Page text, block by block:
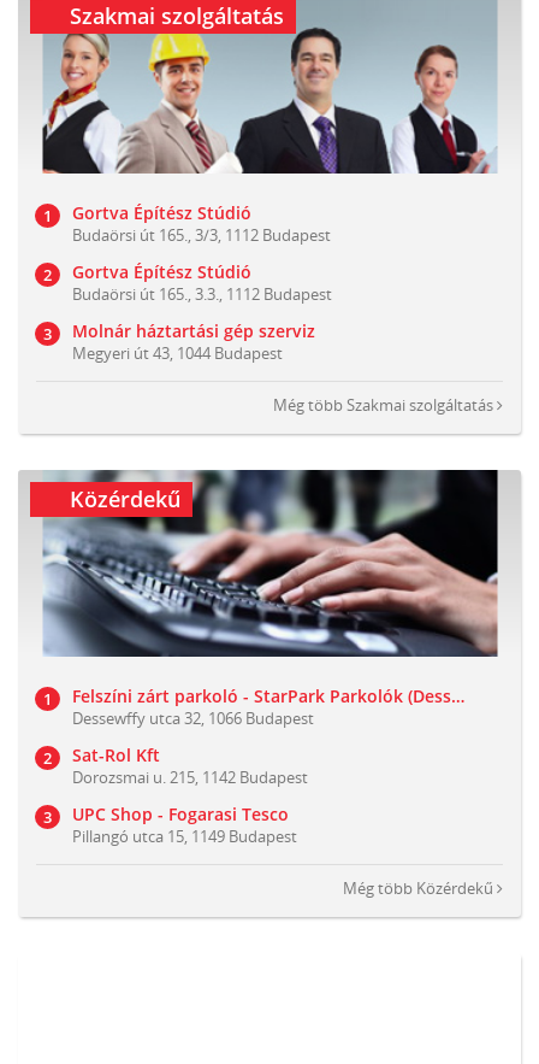
Szakmai szolgáltatás
Gortva Építész Stúdió
Budaörsi út 165., 3/3, 1112 Budapest
Gortva Építész Stúdió
Budaörsi út 165., 3.3., 1112 Budapest
Molnár háztartási gép szerviz
Megyeri út 43, 1044 Budapest
Még többSzakmai szolgáltatás
Közérdekű
Felszíni zárt parkoló - StarPark Parkolók (Dessewffy utca 32)
Dessewffy utca 32, 1066 Budapest
Sat-Rol Kft
Dorozsmai u. 215, 1142 Budapest
UPC Shop - Fogarasi Tesco
Pillangó utca 15, 1149 Budapest
Még több Közérdekű